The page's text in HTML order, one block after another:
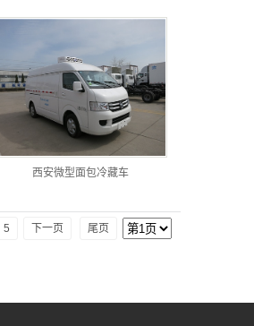
西安微型面包冷藏车
5 下一页 尾页